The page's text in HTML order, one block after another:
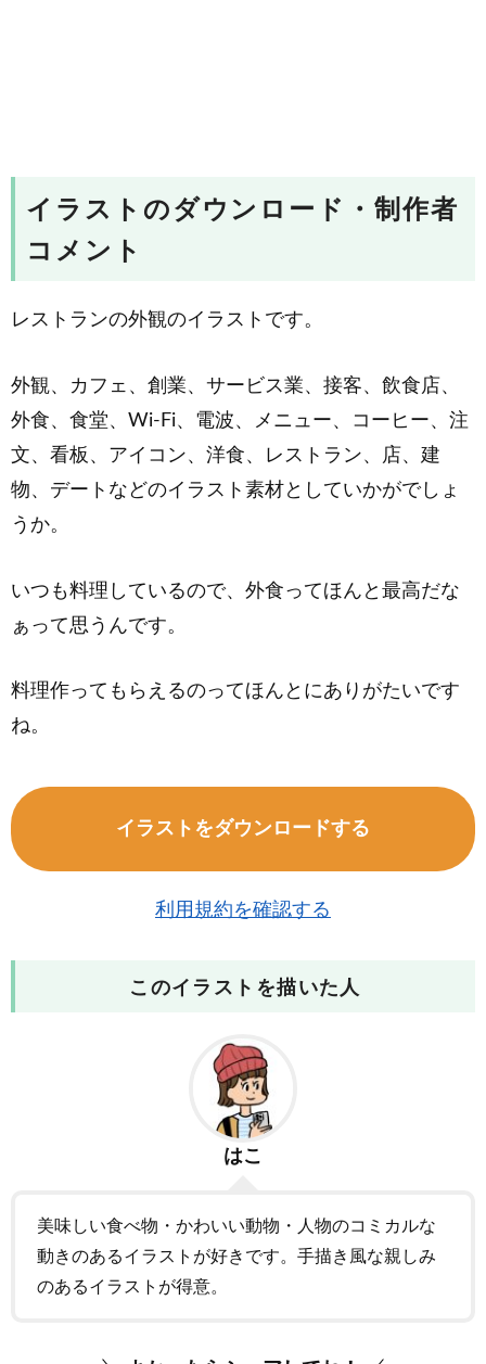
イラストのダウンロード・制作者
コメント
レストランの外観のイラストです。
外観、カフェ、創業、サービス業、接客、飲食店、
外食、食堂、Wi-Fi、電波、メニュー、コーヒー、注
文、看板、アイコン、洋食、レストラン、店、建
物、デートなどのイラスト素材としていかがでしょ
うか。
いつも料理しているので、外食ってほんと最高だな
ぁって思うんです。
料理作ってもらえるのってほんとにありがたいです
ね。
イラストをダウンロードする
利用規約を確認する
このイラストを描いた人
はこ
美味しい食べ物・かわいい動物・人物のコミカルな
動きのあるイラストが好きです。手描き風な親しみ
のあるイラストが得意。